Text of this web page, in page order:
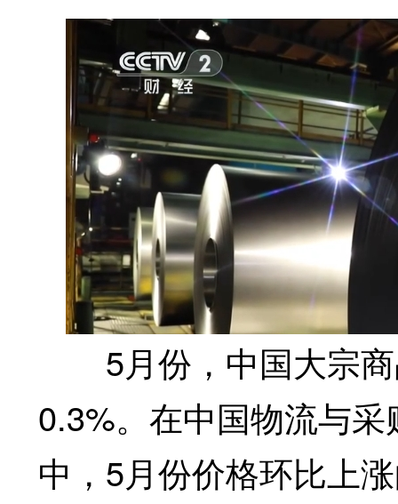
5月份，中国大宗商
0.3%。在中国物流与
中，5月份价格环比上